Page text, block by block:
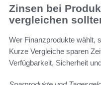
Zinsen bei
vergleichen
Wer Finanzprodukte wählt,
Kurze Vergleiche sparen
Verfügbarkeit, Sicherheit